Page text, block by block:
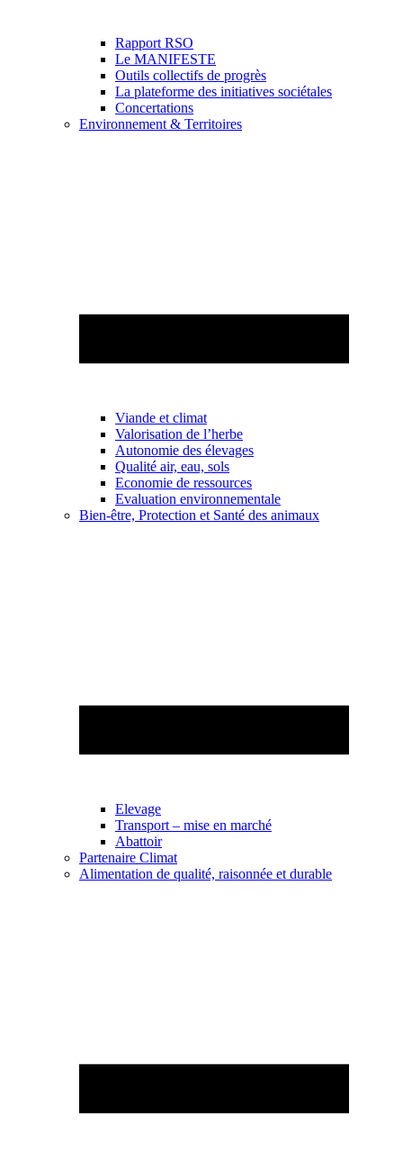
Rapport RSO
Le MANIFESTE
Outils collectifs de progrès
La plateforme des initiatives sociétales
Concertations
Environnement & Territoires
Viande et climat
Valorisation de l’herbe
Autonomie des élevages
Qualité air, eau, sols
Economie de ressources
Evaluation environnementale
Bien-être, Protection et Santé des animaux
Elevage
Transport – mise en marché
Abattoir
Partenaire Climat
Alimentation de qualité, raisonnée et durable